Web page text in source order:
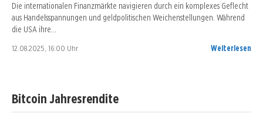
Die internationalen Finanzmärkte navigieren durch ein komplexes Geflecht
aus Handelsspannungen und geldpolitischen Weichenstellungen. Während
die USA ihre…
12.08.2025, 16:00 Uhr Weiterlesen
Bitcoin Jahresrendite